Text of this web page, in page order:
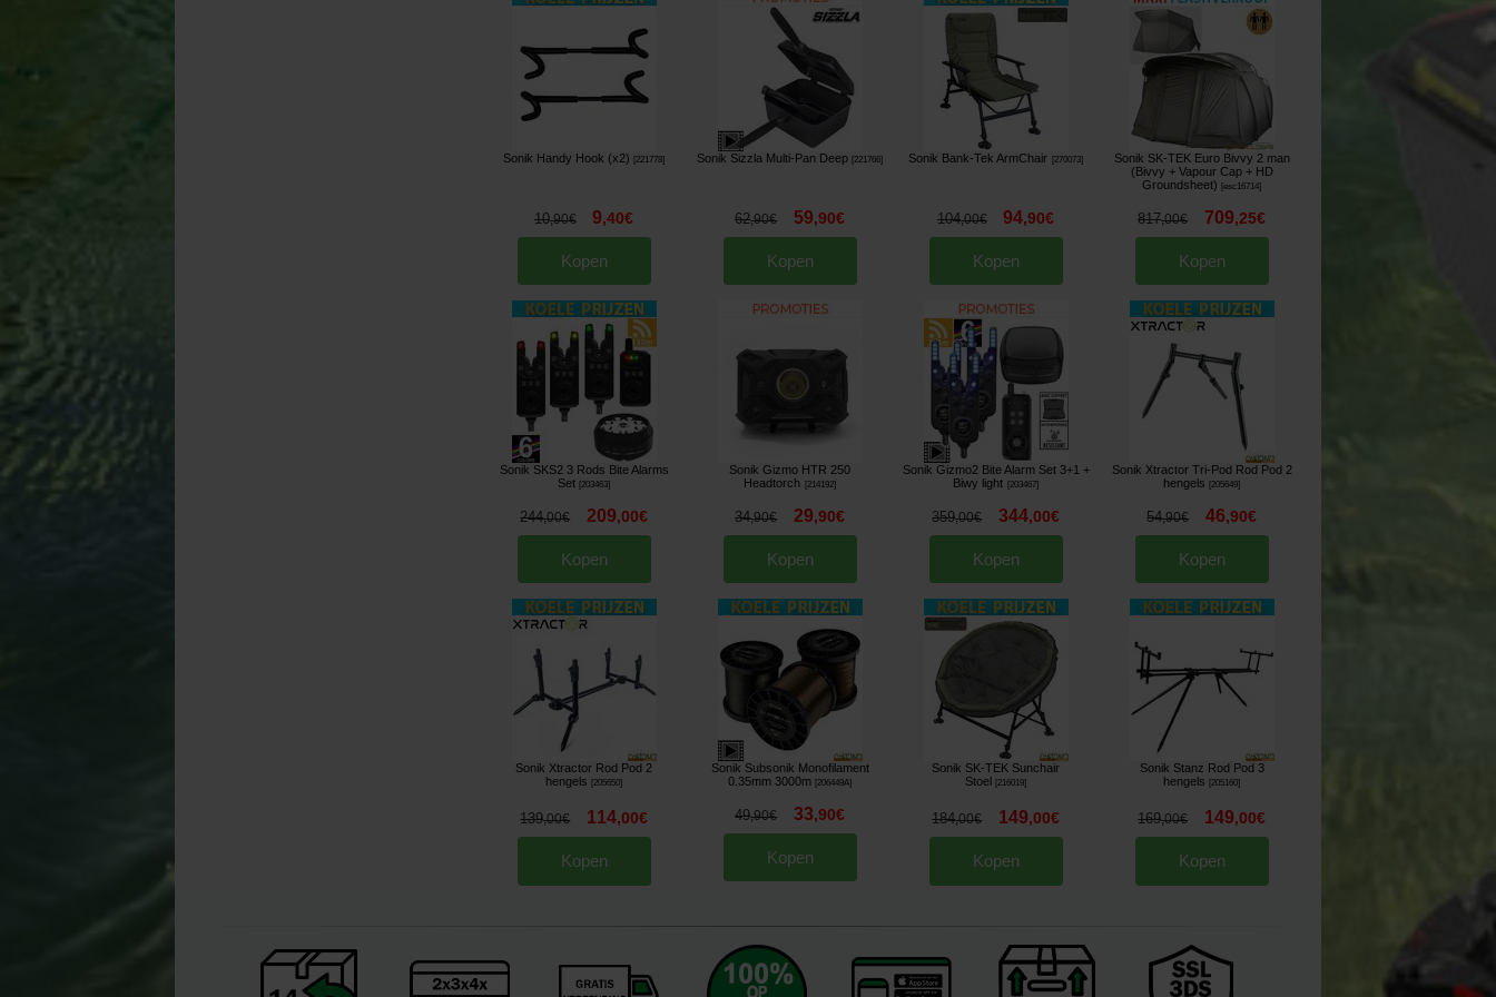
Sonik Handy Hook (x2) [221778]
10,90€ 9,40€
Kopen
Sonik Sizzla Multi-Pan Deep [221766]
62,90€ 59,90€
Kopen
Sonik Bank-Tek ArmChair 270073]
104,00€ 94,90€
Kopen
Sonik SK-TEK Euro Bivvy 2 man
(Bivvy + Vapour Cap + HD
Groundsheet)
[esc16714]
817,00€ 709,25€
Kopen
Sonik SKS2 3 Rods Bite Alarms
Set [203463]
244,00€ 209,00€
Kopen
Sonik Gizmo HTR 250
Headtorch
214192]
34,90€ 29,90€
Kopen
Sonik Gizmo2 Bite Alarm Set 3+1 +
Biwy light
203467]
359,00€ 344,00€
Kopen
Sonik Xtractor Tri-Pod Rod Pod 2
hengels
[205649]
54,90€ 46,90€
Kopen
Sonik Xtractor Rod Pod 2
hengels
[205650]
139,00€ 114,00€
Kopen
Sonik Subsonik Monofilament
0.35mm 3000m [206449A]
49,90€ 33,90€
Kopen
Sonik SK-TEK Sunchair
Stoel [216019]
184,00€ 149,00€
Kopen
Sonik Stanz Rod Pod 3
hengels
[205160]
169,00€ 149,00€
Kopen